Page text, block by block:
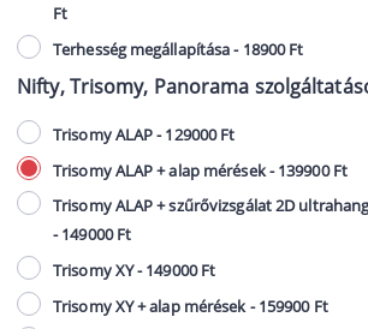
Ft
Terhesség megállapítása - 18900 Ft
Nifty, Trisomy, Panorama
Trisomy ALAP - 129000 Ft
Trisomy ALAP + alap mérések - 139900 Ft
Trisomy ALAP + szűrővizsgálat 2D
- 149000 Ft
Trisomy XY - 149000 Ft
Trisomy XY + alap mérések - 159900 Ft